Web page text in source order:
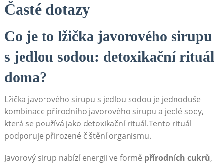
Časté dotazy
Co​ je to lžička javorového ‍sirupu
s jedlou sodou: detoxikační rituál
doma?
Lžička javorového sirupu s jedlou ‌sodou je jednoduše
kombinace přírodního javorového⁣ sirupu a jedlé sody,
která se‌ používá jako detoxikační rituál.Tento⁣ rituál‌
podporuje přirozené ‌čištění organismu.
Javorový sirup nabízí energii ve formě přírodních cukrů,‌